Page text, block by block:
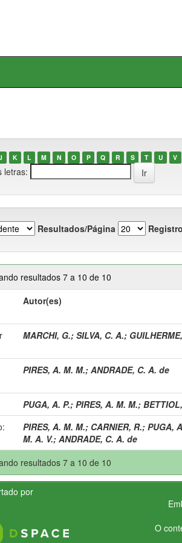
K L M N O P Q R S T U V
letras:
Resultados/Página
resultados 7 a 10 de 10
Autor(es)
MARCHI, G.; SILVA, C. A.;
PIRES, A. M. M.; ANDRADE, C. A. de
PUGA, A. P.; PIRES, A. M. M.;
PIRES, A. M. M.; CARNIER, R.; PUGA,
M. A. V.; ANDRADE, C. A. de
resultados 7 a 10 de 10
por
O